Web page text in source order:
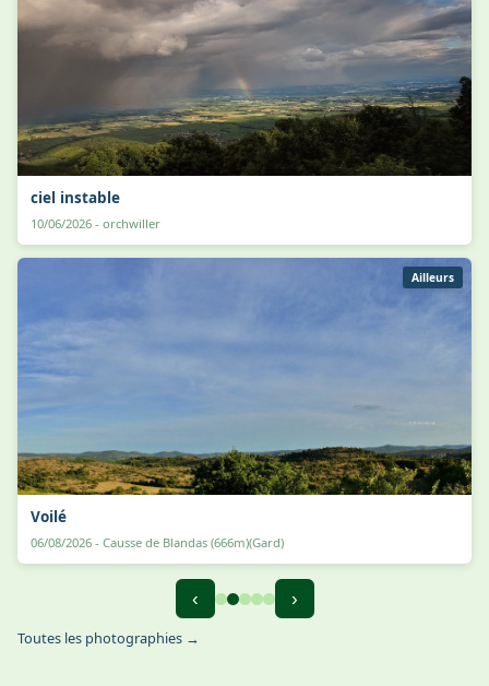
ciel instable
10/06/2026 - orchwiller
Ailleurs
Voilé
06/08/2026 - Causse de Blandas (666m)(Gard)
‹ ›
Toutes les photographies →